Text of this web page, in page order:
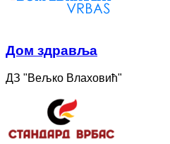
Дом здравља
ДЗ "Вељко Влаховић"